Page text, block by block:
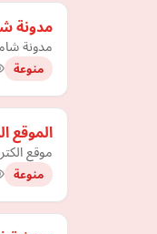
مدونة
مدونة
منوعة
الموقع
موقع
منوعة